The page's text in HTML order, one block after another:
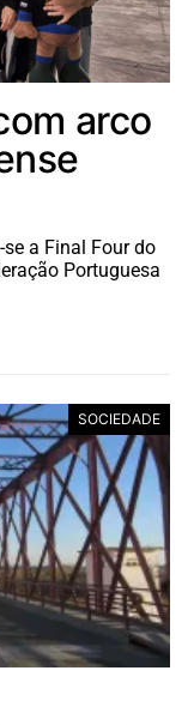
arco
a Final Four do
Portuguesa
SOCIEDADE